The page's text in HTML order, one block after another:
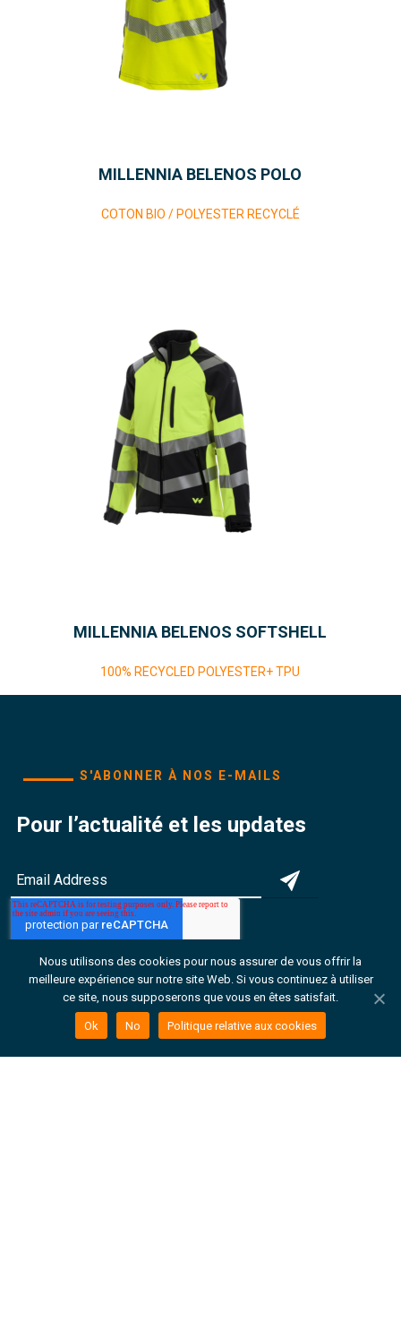
MILLENNIA BELENOS POLO
COTON BIO / POLYESTER RECYCLÉ
MILLENNIA BELENOS SOFTSHELL
100% RECYCLED POLYESTER+ TPU
S'ABONNER À NOS E-MAILS
Pour l’actualité et les updates
Je cherche
Collections
Notre société
Nous utilisons des cookies pour nous assurer de vous offrir la
meilleure expérience sur notre site Web. Si vous continuez à utiliser
ce site, nous supposerons que vous en êtes satisfait.
Ok No Politique relative aux cookies